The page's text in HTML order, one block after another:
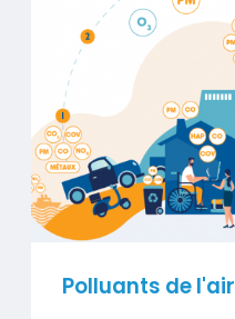
Visuel
Polluants de l'air